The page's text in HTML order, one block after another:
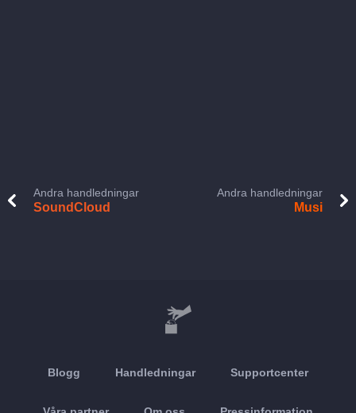
Andra handledningar
SoundCloud
Andra handledningar
Musi
Blogg Handledningar Supportcenter